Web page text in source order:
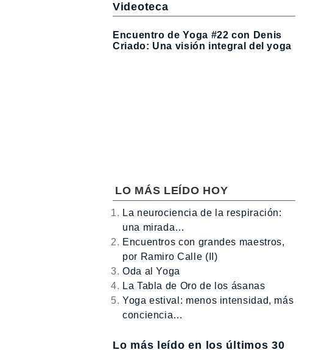
Videoteca
Encuentro de Yoga #22 con Denis
Criado: Una visión integral del yoga
LO MÁS LEÍDO HOY
La neurociencia de la respiración:
una mirada…
Encuentros con grandes maestros,
por Ramiro Calle (II)
Oda al Yoga
La Tabla de Oro de los ásanas
Yoga estival: menos intensidad, más
conciencia…
Lo más leído en los últimos 30